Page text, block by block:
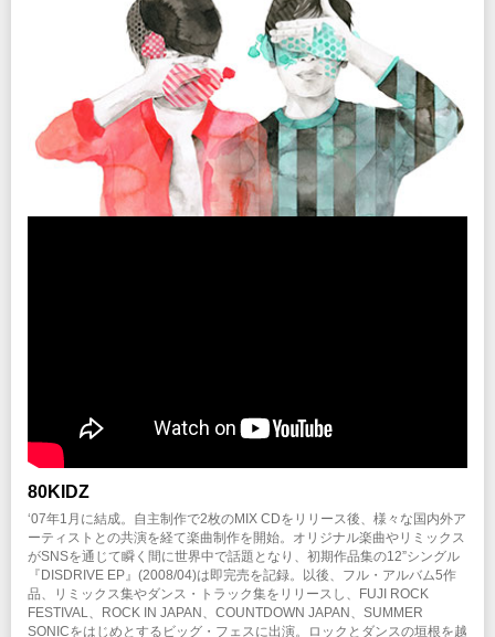
eplus.jp
http://l-tike.com/Lコード：71248
：http://t.pia.jp/Pコード：331-678
※0570で始まる電話番号は、一部携帯・PHS不可
注意事項
※未就学児(6歳未満)のご入場をお断りさせていただきます。
80KIDZ
‘07年1月に結成。自主制作で2枚のMIX CDをリリース後、様々な国内外ア
ーティストとの共演を経て楽曲制作を開始。オリジナル楽曲やリミックス
がSNSを通じて瞬く間に世界中で話題となり、初期作品集の12”シングル
『DISDRIVE EP』(2008/04)は即完売を記録。以後、フル・アルバム5作
品、リミックス集やダンス・トラック集をリリースし、FUJI ROCK
FESTIVAL、ROCK IN JAPAN、COUNTDOWN JAPAN、SUMMER
SONICをはじめとするビッグ・フェスに出演。ロックとダンスの垣根を越